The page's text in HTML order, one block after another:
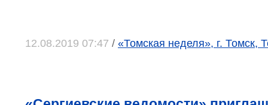
12.08.2019 07:47 / «Томская неделя», г. Томск,